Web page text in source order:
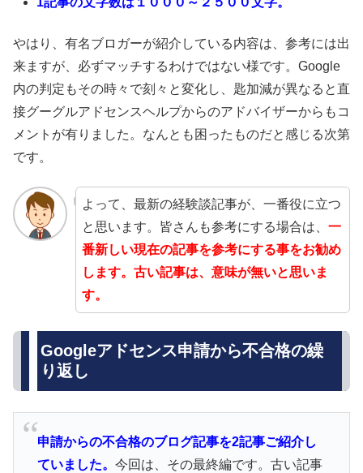
やはり、有名ブロガーが紹介している内容は、参考には出
来ますが、必ずマッチするわけではない様です。Google
内の判定もその時々で刻々と変化し、匙加減が異なると直
接グーグルアドセンスヘルプからのアドバイザーからもコ
メントが有りました。なんとも困ったものだと感じる次第
です。
よって、最新の経験談記事が、一番役に立つ
と思います。皆さんも参考にする場合は、 一
番新しい現在の記事を参考にする事をお勧め
します。古い記事は、意味が無いと思いま
す。
Googleアドセンス申請から不合格の繰
り返し
申請からの不合格のブログ記事を2記事ご紹介し
ていました。 今回は、その最終編です。古い記事